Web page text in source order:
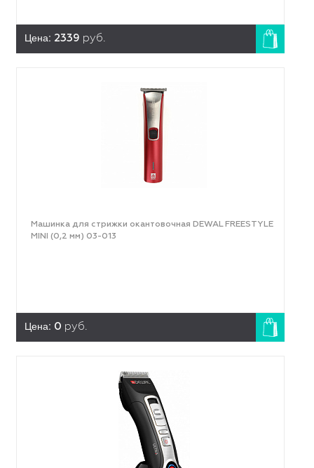
Цена: 2339 руб.
Машинка для стрижки окантовочная DEWAL FREESTYLE
MINI (0,2 мм) 03-013
Цена: 0 руб.